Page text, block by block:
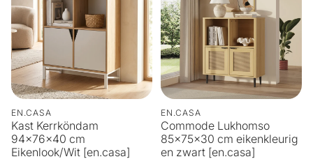
EN.CASA
Kast Kerrköndam
94x76x40 cm
Eikenlook/Wit [en.casa]
EN.CASA
Commode Lukhomso
85x75x30 cm eikenkleurig
en zwart [en.casa]